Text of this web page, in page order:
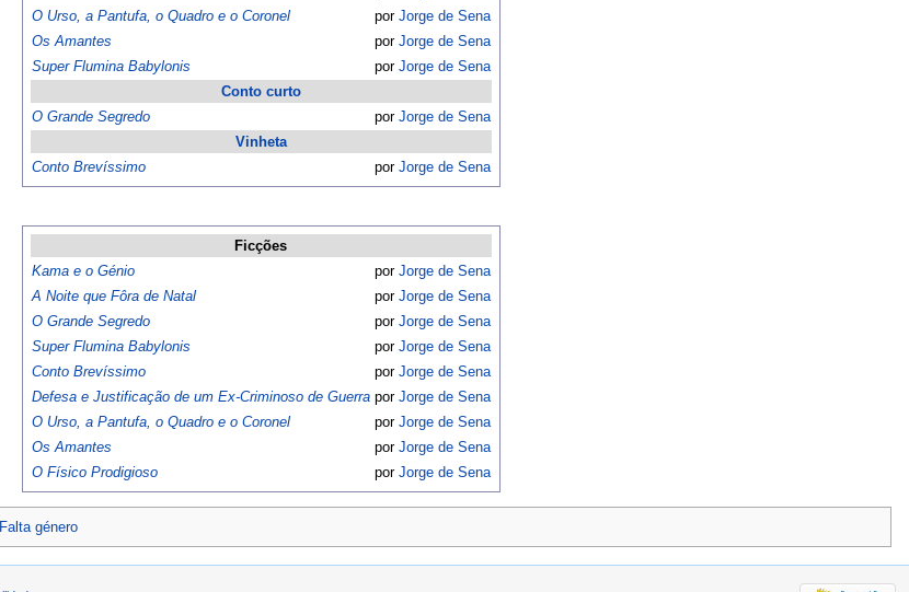
O Urso, a Pantufa, o Quadro e o Coronel
por Jorge de Sena
Os Amantes
por Jorge de Sena
Super Flumina Babylonis
por Jorge de Sena
Conto curto
O Grande Segredo
por Jorge de Sena
Vinheta
Conto Brevíssimo
por Jorge de Sena
Ficções
Kama e o Génio
por Jorge de Sena
A Noite que Fôra de Natal
por Jorge de Sena
O Grande Segredo
por Jorge de Sena
Super Flumina Babylonis
por Jorge de Sena
Conto Brevíssimo
por Jorge de Sena
Defesa e Justificação de um Ex-Criminoso de Guerra por Jorge de Sena
O Urso, a Pantufa, o Quadro e o Coronel
por Jorge de Sena
Os Amantes
por Jorge de Sena
O Físico Prodigioso
por Jorge de Sena
Falta género